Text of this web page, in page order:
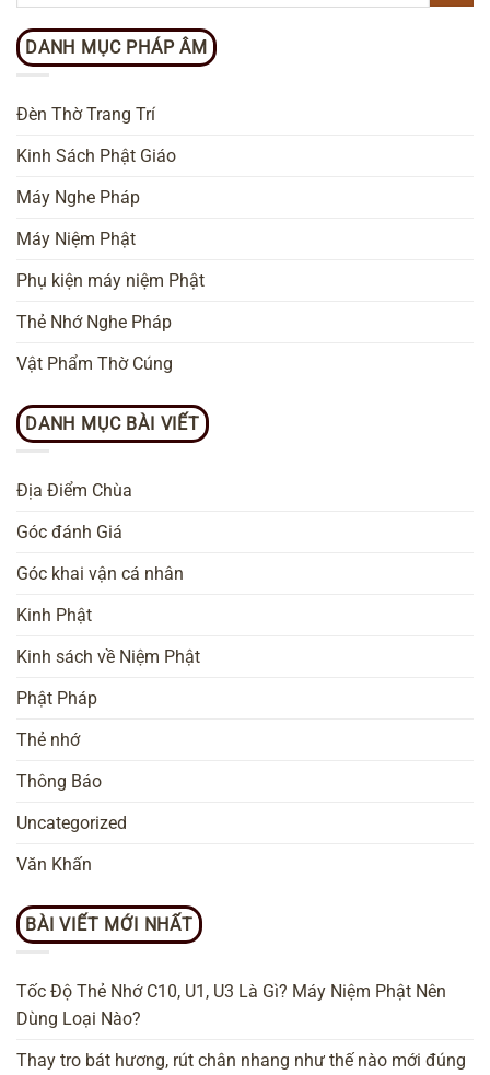
DANH MỤC PHÁP ÂM
Đèn Thờ Trang Trí
Kinh Sách Phật Giáo
Máy Nghe Pháp
Máy Niệm Phật
Phụ kiện máy niệm Phật
Thẻ Nhớ Nghe Pháp
Vật Phẩm Thờ Cúng
DANH MỤC BÀI VIẾT
Địa Điểm Chùa
Góc đánh Giá
Góc khai vận cá nhân
Kinh Phật
Kinh sách về Niệm Phật
Phật Pháp
Thẻ nhớ
Thông Báo
Uncategorized
Văn Khấn
BÀI VIẾT MỚI NHẤT
Tốc Độ Thẻ Nhớ C10, U1, U3 Là Gì? Máy Niệm Phật Nên
Dùng Loại Nào?
Thay tro bát hương, rút chân nhang như thế nào mới đúng